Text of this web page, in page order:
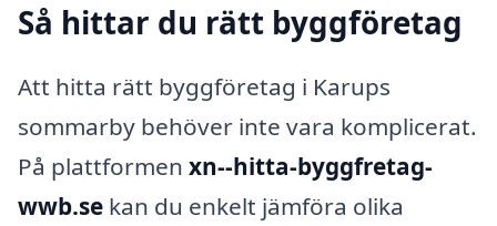
Så hittar du rätt byggföretag
Att hitta rätt byggföretag i Karups
sommarby behöver inte vara komplicerat.
På plattformen xn--hitta-byggfretag-
wwb.se kan du enkelt jämföra olika